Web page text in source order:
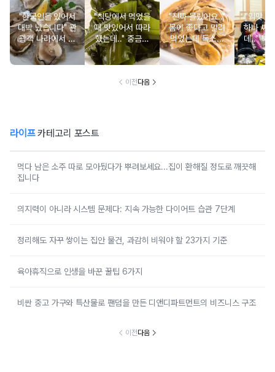
"한국인들 있어서
대박 났습니다" 관
광객 나라에서 남
녀노소 보양식처
럼 먹는 음식
"식당에서 먹었을
때 맛있어서 따라
했는데.." 중금속
싹 다 빠질 줄 몰
랐어요
"진짜 몰랐어요.."
몸에 좋다고 말려
먹었는데 독소를
먹고 있었던 의외
의 음식
"입맛 없
하나 싸
데.." 북
외로 안
건
이전다음
라이프카테고리 포스트
먹다 남은 소주 따로 모아뒀다가 뿌려보세요...집이 환해질 정도로 깨끗해
집니다
의지력이 아니라 시스템 문제다: 지속 가능한 다이어트 습관 7단계
정리해도 자꾸 쌓이는 집안 물건, 과감히 비워야 할 23가지 기준
육아휴직으로 인생을 바꾼 꿀팁 6가지
비싼 중고 가구와 특산물로 팬덤을 만든 디앤디파트먼트의 비즈니스 구조
이전다음